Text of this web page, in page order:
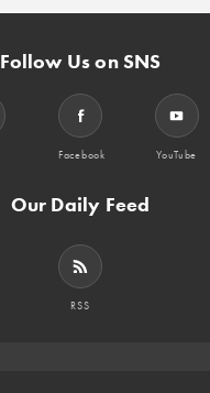
Follow Us on SNS
Facebook YouTube
Our Daily Feed
RSS